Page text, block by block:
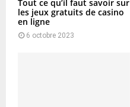
Tout ce qu’il faut savoir sur
les jeux gratuits de casino
en ligne
6 octobre 2023